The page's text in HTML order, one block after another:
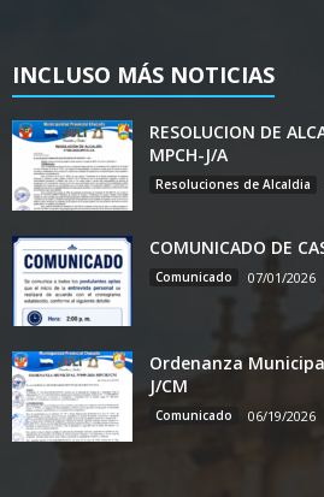
INCLUSO MÁS NOTICIAS
RESOLUCION DE
MPCH-J/A
Resoluciones de Alcaldia
COMUNICADO DE
Comunicado 07/01/2026
Ordenanza
J/CM
Comunicado 06/19/2026